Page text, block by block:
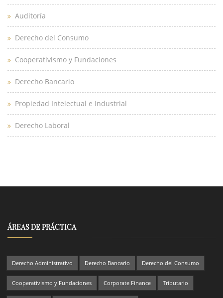
Auditoría
Derecho del Consumo
Cooperativismo y Fundaciones
Derecho Bancario
Propiedad Intelectual e Industrial
Derecho Laboral
ÁREAS DE PRÁCTICA
Derecho Administrativo Derecho Bancario Derecho del Consumo
Cooperativismo y Fundaciones Corporate Finance Tributario